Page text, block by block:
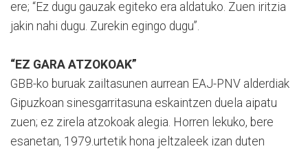
ere; “Ez dugu gauzak egiteko era aldatuko. Zuen iritzia
jakin nahi dugu. Zurekin egingo dugu”.
“EZ GARA ATZOKOAK”
GBB-ko buruak zailtasunen aurrean EAJ-PNV alderdiak
Gipuzkoan sinesgarritasuna eskaintzen duela aipatu
zuen; ez zirela atzokoak alegia. Horren lekuko, bere
esanetan, 1979.urtetik hona jeltzaleek izan duten